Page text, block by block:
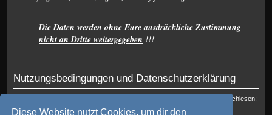
Diese Website nutzt Cookies, um dir den
Die Daten werden ohne Eure ausdrückliche Zustimmung
nicht an Dritte weitergegeben !!!
Nutzungsbedingungen und Datenschutzerklärung
Du kannst die Nutzungsbedingungen und die Datenschutzrichtlinie hier nachlesen:
Nutzungsbedingungen
und Datenschutzerklärung